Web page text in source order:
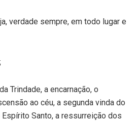
verdade sempre, em todo lugar e
Trindade, a encarnação, o
ao céu, a segunda vinda do
Santo, a ressurreição dos